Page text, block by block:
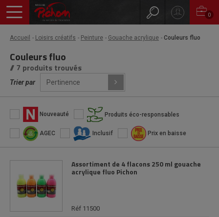
0
Accueil Loisirs créatifs Peinture Gouache acrylique Couleurs fluo
Couleurs fluo
// 7 produits trouvés
Trier par
Nouveauté Produits éco-responsables
AGEC Inclusif Prix en baisse
Assortiment de 4 flacons 250 ml gouache
acrylique fluo Pichon
Réf 11500